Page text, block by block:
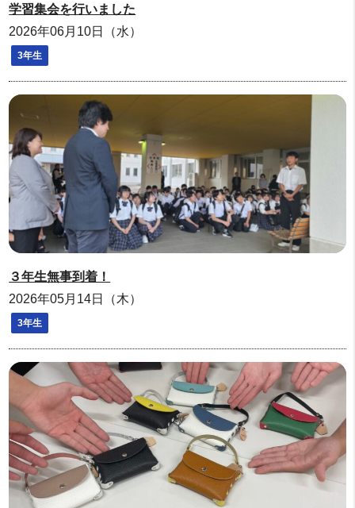
学習集会を行いました
2026年06月10日（水）
3年生
３年生無事到着！
2026年05月14日（木）
3年生